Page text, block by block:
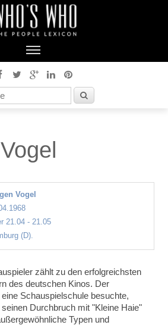
Vogel
21.04 - 21.05
(D).
zählt zu den erfolgreichsten
des deutschen Kinos. Der
Schauspielschule besuchte,
Durchbruch mit "Kleine Haie"
Typen und